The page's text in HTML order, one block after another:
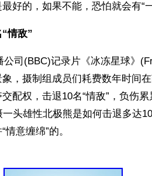
好的，如果不能，恐怕就会有“
情敌”
司(BBC)记录片《冰冻星球》
，摄制组成员们耗费数年时间
配权，击退10名“情敌”，负伤累
头雄性北极熊是如何击退多达
意缠绵”的。